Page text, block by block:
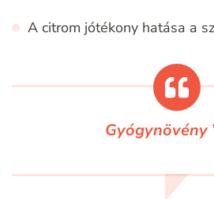
A citrom jótékony hatása a
Gyógynövény